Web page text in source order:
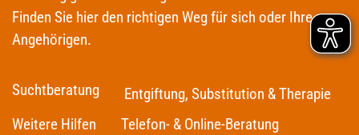
Finden Sie hier den richtigen Weg für sich oder Ihre
Angehörigen.
Suchtberatung
Entgiftung, Substitution & Therapie
Weitere Hilfen
Telefon- & Online-Beratung